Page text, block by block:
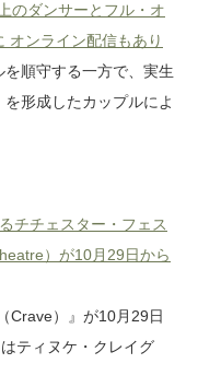
のダンサーとフル・オ
オンライン配信もあり
順守する一方で、実生
形成したカップルによ
チチェスター・フェス
）が10月29日から
Crave）』が10月29日
ティヌケ・クレイグ